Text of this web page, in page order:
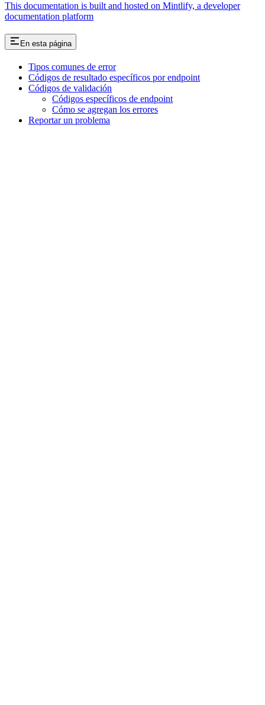
This documentation is built and hosted on Mintlify, a developer
documentation platform
En esta página
Tipos comunes de error
Códigos de resultado específicos por endpoint
Códigos de validación
Códigos específicos de endpoint
Cómo se agregan los errores
Reportar un problema